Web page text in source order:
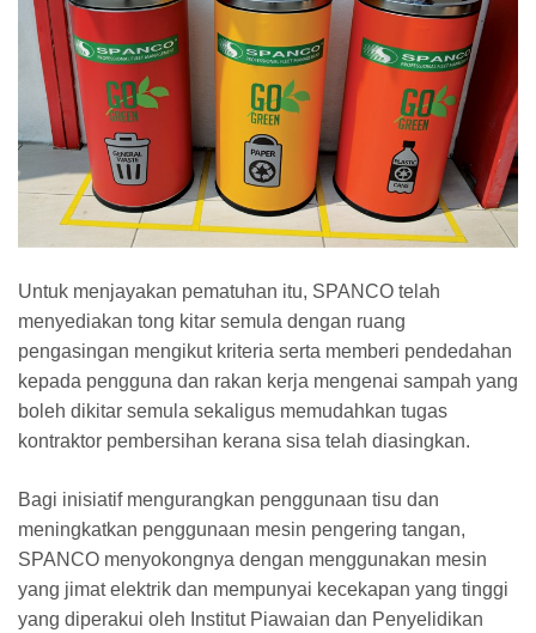
Untuk menjayakan pematuhan itu, SPANCO telah
menyediakan tong kitar semula dengan ruang
pengasingan mengikut kriteria serta memberi pendedahan
kepada pengguna dan rakan kerja mengenai sampah yang
boleh dikitar semula sekaligus memudahkan tugas
kontraktor pembersihan kerana sisa telah diasingkan.
Bagi inisiatif mengurangkan penggunaan tisu dan
meningkatkan penggunaan mesin pengering tangan,
SPANCO menyokongnya dengan menggunakan mesin
yang jimat elektrik dan mempunyai kecekapan yang tinggi
yang diperakui oleh Institut Piawaian dan Penyelidikan